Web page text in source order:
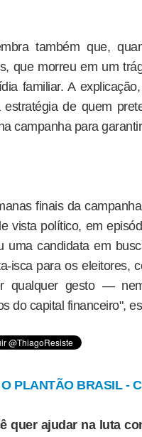
também que,
que morreu em um
familiar. A
estratégia de quem
campanha para
finais da
vista político, em
uma candidata em
isca para os eleitores,
qualquer gesto —
do capital financeiro",
PLANTÃO BRASIL -
quer ajudar na luta